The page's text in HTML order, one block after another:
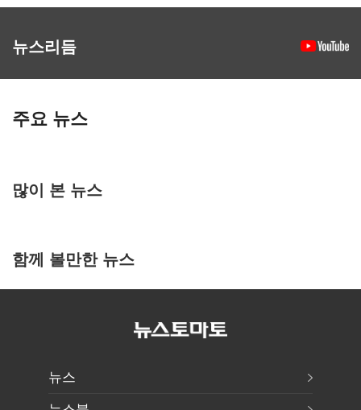
뉴스리듬
주요 뉴스
많이 본 뉴스
함께 볼만한 뉴스
뉴스